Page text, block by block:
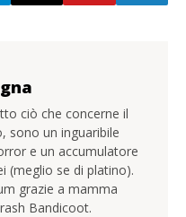
ciò che concerne il
sono un inguaribile
e un accumulatore
(meglio se di platino).
grazie a mamma
Bandicoot.